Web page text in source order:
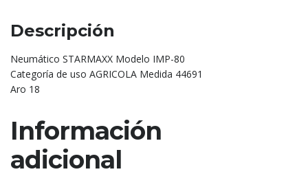
Descripción
Neumático STARMAXX Modelo IMP-80
Categoría de uso AGRICOLA Medida 44691
Aro 18
Información
adicional